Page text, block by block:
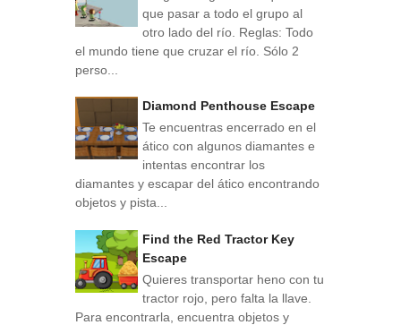
que pasar a todo el grupo al
otro lado del río. Reglas: Todo
el mundo tiene que cruzar el río. Sólo 2
perso...
Diamond Penthouse Escape
Te encuentras encerrado en el
ático con algunos diamantes e
intentas encontrar los
diamantes y escapar del ático encontrando
objetos y pista...
Find the Red Tractor Key
Escape
Quieres transportar heno con tu
tractor rojo, pero falta la llave.
Para encontrarla, encuentra objetos y